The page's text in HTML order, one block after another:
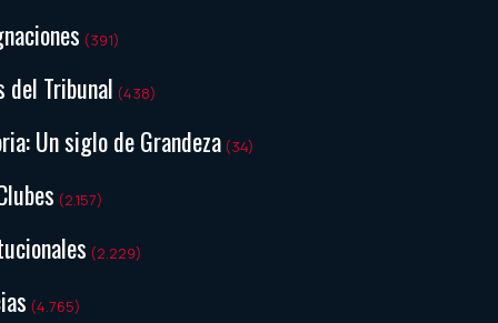
(391)
del Tribunal (438)
Un siglo de Grandeza (34)
(2.157)
(2.229)
(4.765)